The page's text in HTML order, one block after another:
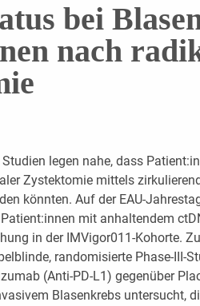
bei
nach
legen nahe, dass
Zystektomie mittels
könnten. Auf der EAU-
mit anhaltendem
in der IMVigor011-Kohorte.
randomisierte Phase-III-
(Anti-PD-L1) gegenüber
Blasenkrebs untersucht,